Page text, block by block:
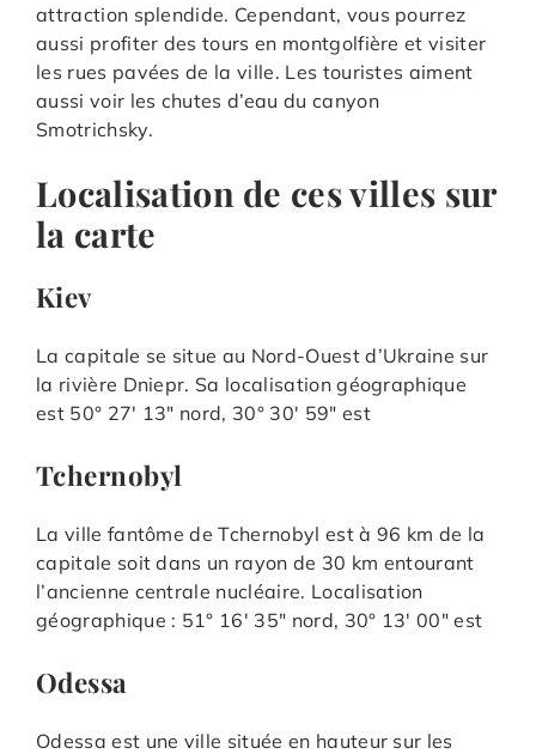
attraction splendide. Cependant, vous pourrez
aussi profiter des tours en montgolfière et visiter
les rues pavées de la ville. Les touristes aiment
aussi voir les chutes d’eau du canyon
Smotrichsky.
Localisation de ces villes sur
la carte
Kiev
La capitale se situe au Nord-Ouest d’Ukraine sur
la rivière Dniepr. Sa localisation géographique
est 50° 27′ 13″ nord, 30° 30′ 59″ est
Tchernobyl
La ville fantôme de Tchernobyl est à 96 km de la
capitale soit dans un rayon de 30 km entourant
l’ancienne centrale nucléaire. Localisation
géographique : 51° 16′ 35″ nord, 30° 13′ 00″ est
Odessa
Odessa est une ville située en hauteur sur les